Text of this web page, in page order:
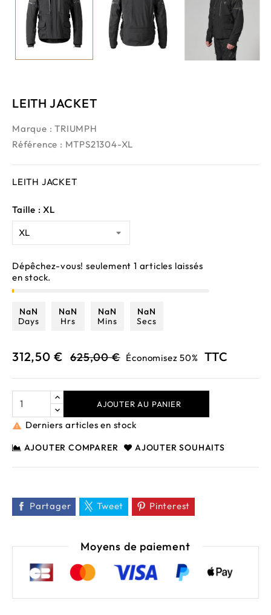
LEITH JACKET
Marque : TRIUMPH
Référence : MTPS21304-XL
LEITH JACKET
Taille : XL
Dépêchez-vous! seulement1 articles laissés
en stock.
NaN
Days
NaN
Hrs
NaN
Mins
NaN
Secs
312,50 € 625,00 € Économisez 50% TTC
AJOUTER AU PANIER
 Derniers articles en stock
AJOUTER COMPARER AJOUTER SOUHAITS
Partager Tweet Pinterest
Moyens de paiement